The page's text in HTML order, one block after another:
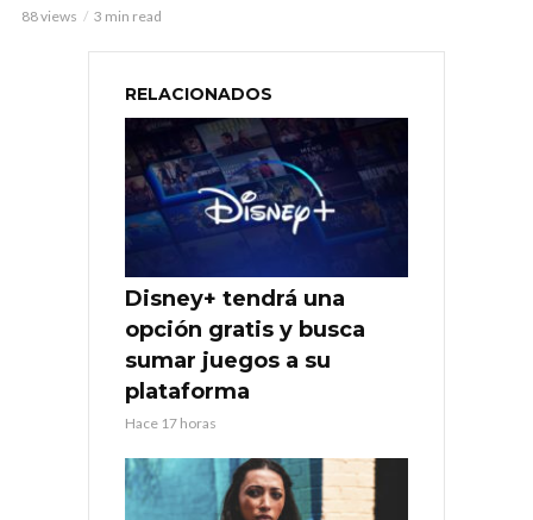
88 views 3 min read
RELACIONADOS
Disney+ tendrá una
opción gratis y busca
sumar juegos a su
plataforma
Hace 17 horas